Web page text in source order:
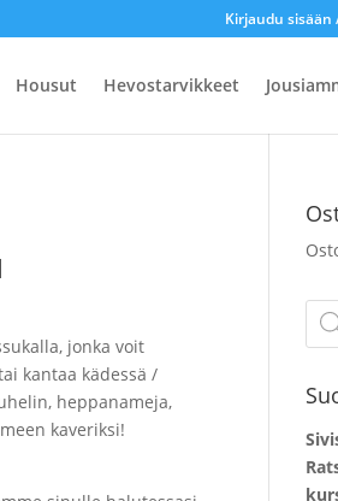
Kirjaudu sisään
Housut Hevostarvikkeet
€
€
jonka voit
kantaa kädessä /
heppanameja,
kaveriksi!